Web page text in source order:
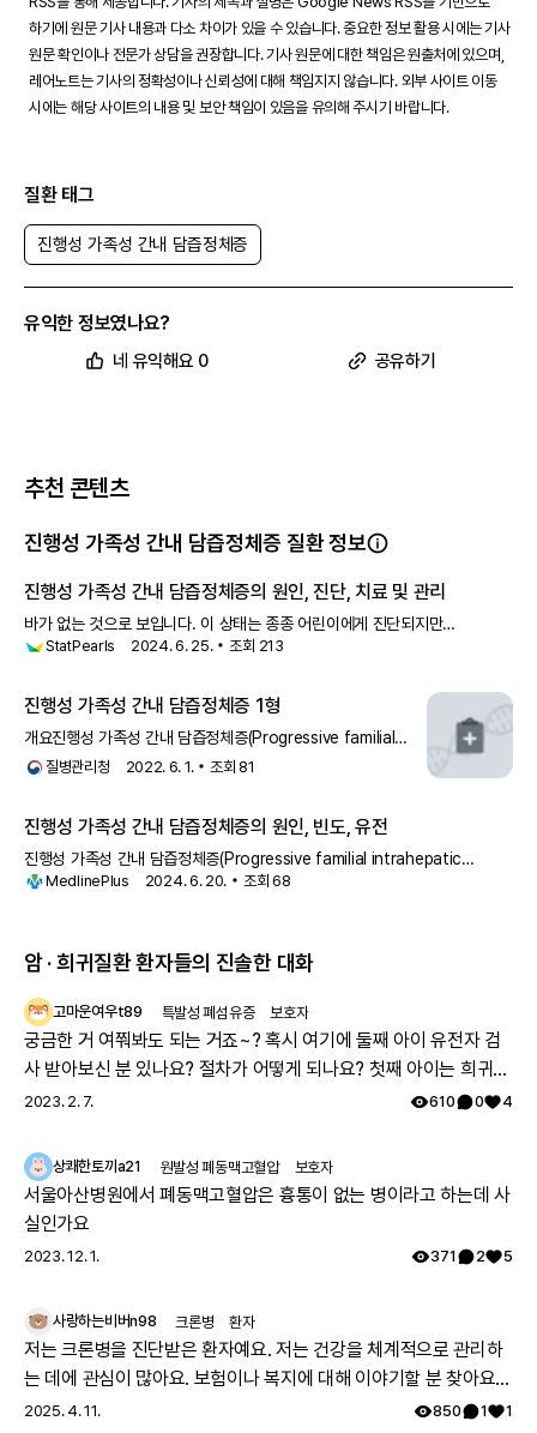
하기에 원문 기사 내용과 다소 차이가 있을 수 있습니다. 중요한 정보 활용 시에는 기사
원문 확인이나 전문가 상담을 권장합니다. 기사 원문에 대한 책임은 원출처에 있으며,
레어노트는 기사의 정확성이나 신뢰성에 대해 책임지지 않습니다. 외부 사이트 이동
시에는 해당 사이트의 내용 및 보안 책임이 있음을 유의해 주시기 바랍니다.
질환 태그
진행성 가족성 간내 담즙정체증
유익한 정보였나요?
네 유익해요 0 공유하기
추천 콘텐츠
진행성 가족성 간내 담즙정체증 질환 정보
진행성 가족성 간내 담즙정체증의 원인, 진단, 치료 및 관리
바가 없는 것으로 보입니다. 이 상태는 종종 어린이에게 진단되지만
성인기까지 진단되지 않을 수 있습니다. 진행성 가족성 간내 담즙정체증의
PFIC1은 앞서
StatPearls 2024. 6. 25. 조회 213
진행성 가족성 간내 담즙정체증 1형
개요진행성 가족성 간내 담즙정체증(Progressive familial
intrahepatic cholestasis, PFIC)은 담즙 형성
질병관리청 2022. 6. 1. 조회81
진행성 가족성 간내 담즙정체증의 원인, 빈도, 유전
진행성 가족성 간내 담즙정체증(Progressive familial intrahepatic
cholestasis)(PFIC)은 진행성 간
MedlinePlus 2024. 6. 20. 조회68
암 · 희귀질환 환자들의 진솔한 대화
고마운여우t89 특발성 폐섬유증 보호자
궁금한 거 여쭤봐도 되는 거죠~? 혹시 여기에 둘째 아이 유전자 검
사 받아보신 분 있나요? 절차가 어떻게 되나요? 첫째 아이는 희귀질
환 진단받았고, 당시에 애기 아빠랑 저랑 유전자 검사했는데 돌연변
걱정스러워서리.. 다들 몇주차에 무슨 검사하셨나요? 도움 좀 주심
감사하겠습니다.
2023. 2. 7. 610 0 4
상쾌한토끼a21 원발성 폐동맥고혈압 보호자
서울아산병원에서 폐동맥고혈압은 흉통이 없는 병이라고 하는데 사
실인가요
2023. 12. 1. 371 2 5
사랑하는비버n98 크론병 환자
저는 크론병을 진단받은 환자예요. 저는 건강을 체계적으로 관리하
는 데에 관심이 많아요. 보험이나 복지에 대해 이야기할 분 찾아요
👏🏻
2025. 4. 11. 850 1 1